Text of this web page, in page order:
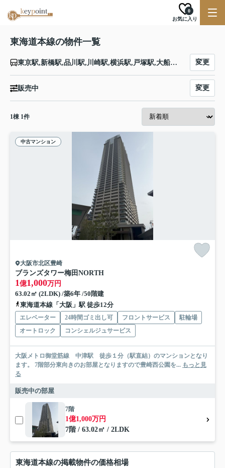
お気に入り
0
東海道本線の物件一覧
東京駅,新橋駅,品川駅,川崎駅,横浜駅,戸塚駅,大船駅,藤沢駅,辻堂駅,茅ケ崎駅,平塚駅,大磯駅,二宮駅,国府津駅,鴨宮駅,小田原駅,早川駅,根府川駅,真鶴駅,湯河原駅,熱海駅,函南駅,三島駅,沼津駅,片浜駅,原駅,東田子の浦駅,吉原駅,富士駅,富士川駅,新蒲原駅,蒲原駅,由比駅,興津駅,清水駅,草薙駅,東静岡駅,静岡駅,安倍川駅,用宗駅,焼津駅,西焼津駅,藤枝駅,六合駅,島田駅,金谷駅,菊川駅,掛川駅,愛野駅,袋井駅,御厨駅,磐田駅,豊田町駅,天竜川駅,浜松駅,高塚駅,舞阪駅,弁天島駅,新居町駅,鷲津駅,新所原駅,二川駅,豊橋駅,西小坂井駅,愛知御津駅,三河大塚駅,三河三谷駅,蒲郡駅,三河塩津駅,三ケ根駅,幸田駅,相見駅,岡崎駅,西岡崎駅,安城駅,三河安城駅,東刈谷駅,野田新町駅,刈谷駅,逢妻駅,大府駅,共和駅,南大高駅,大高駅,笠寺駅,熱田駅,金山駅,尾頭橋駅,名古屋駅,枇杷島駅,清洲駅,稲沢駅,尾張一宮駅,木曽川駅,岐阜駅,西岐阜駅,穂積駅,大垣駅,荒尾駅,美濃赤坂駅,垂井駅,関ケ原駅,柏原駅,近江長岡駅,醒ケ井駅,米原駅,彦根駅,南彦根駅,河瀬駅,稲枝駅,能登川駅,安土駅,近江八幡駅,篠原駅,野洲駅,守山駅,栗東駅,草津駅,南草津駅,瀬田駅,石山駅,膳所駅,大津駅,山科駅,京都駅,西大路駅,桂川駅,向日町駅,長岡京駅,山崎駅,島本駅,高槻駅,摂津富田駅,ＪＲ総持寺駅,茨木駅,千里丘駅,岸辺駅,吹田駅,東淀川駅,新大阪駅,大阪駅,塚本駅,尼崎駅,立花駅,甲子園口駅,西宮駅,さくら夙川駅,芦屋駅,甲南山手駅,摂津本山駅,住吉駅,六甲道駅,摩耶駅,灘駅,三ノ宮駅,元町駅,神戸駅 変更
販売中 変更
1棟 1件
中古マンション
大阪市北区豊崎
ブランズタワー梅田NORTH
1億1,000万円
63.02㎡ (2LDK) /築6年 /50階建
東海道本線「大阪」駅 徒歩12分
エレベーター 24時間ゴミ出し可 フロントサービス
駐輪場
オートロック
コンシェルジュサービス
大阪メトロ御堂筋線 中津駅 徒歩１分（駅直結）のマンションとなり
ます。 7階部分東向きのお部屋となりますので豊崎西公園を... もっと見
る
販売中の部屋
7階
1億1,000万円
7階 / 63.02㎡ / 2LDK
東海道本線の掲載物件の価格相場